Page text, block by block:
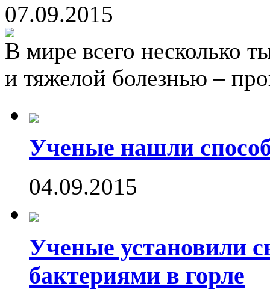
07.09.2015
В мире всего несколько
и тяжелой болезнью –
Ученые нашли
04.09.2015
Ученые установили
бактериями в горле